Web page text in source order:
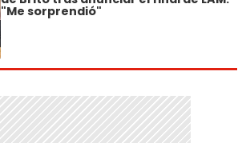
"Me sorprendió"